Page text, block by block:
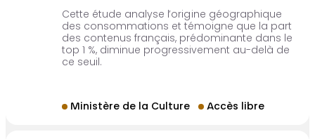
Cette étude analyse l’origine géographique
des consommations et témoigne que la part
des contenus français, prédominante dans le
top 1 %, diminue progressivement au-delà de
ce seuil.
Ministère de la Culture Accès libre